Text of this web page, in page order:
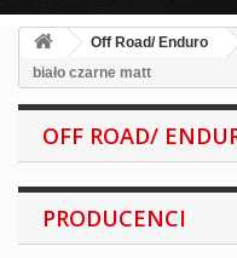
Off Road/ Enduro
biało czarne matt
OFF ROAD/
PRODUCENCI